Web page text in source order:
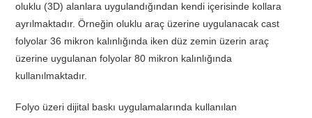
oluklu (3D) alanlara uygulandığından kendi içerisinde kollara
ayrılmaktadır. Örneğin oluklu araç üzerine uygulanacak cast
folyolar 36 mikron kalınlığında iken düz zemin üzerin araç
üzerine uygulanan folyolar 80 mikron kalınlığında
kullanılmaktadır.
Folyo üzeri dijital baskı uygulamalarında kullanılan